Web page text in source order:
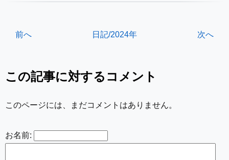
前へ 次へ
日記/2024年
この記事に対するコメント
このページには、まだコメントはありません。
お名前: